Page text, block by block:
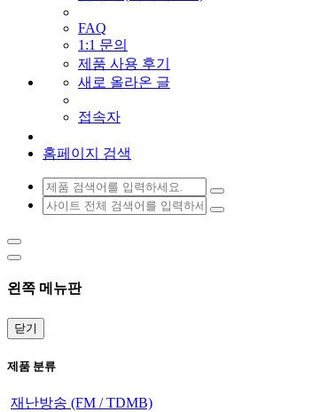
FAQ
1:1 문의
제품 사용 후기
새로 올라온 글
접속자
홈페이지 검색
왼쪽 메뉴판
닫기
제품 분류
재난방송 (FM / TDMB)